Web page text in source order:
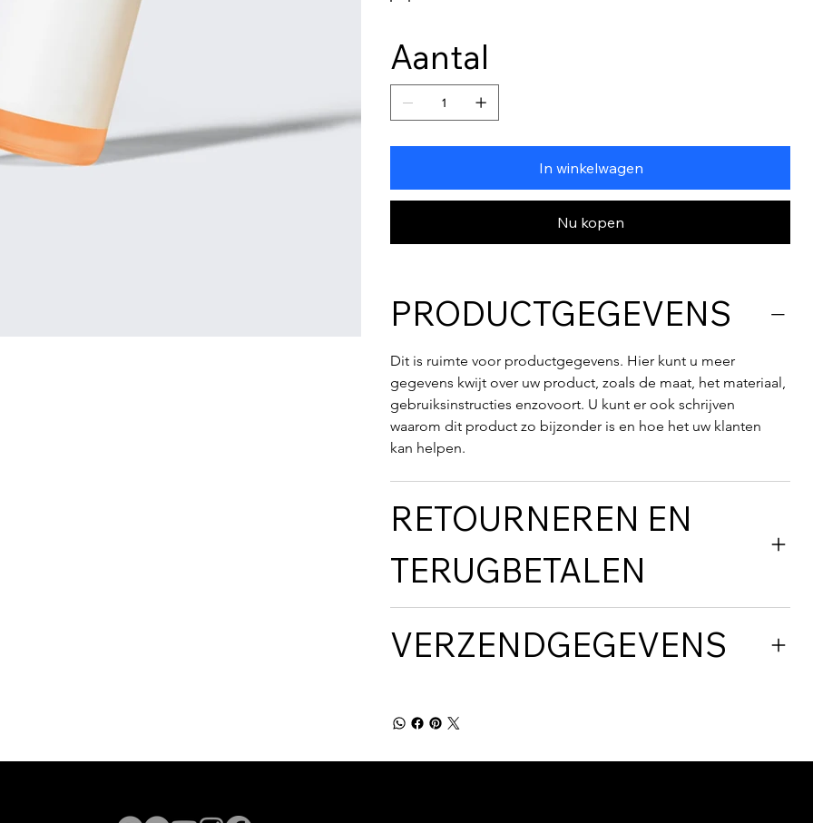
Aantal
In winkelwagen
Nu kopen
PRODUCTGEGEVENS
Dit is ruimte voor productgegevens. Hier kunt u meer
gegevens kwijt over uw product, zoals de maat, het materiaal,
gebruiksinstructies enzovoort. U kunt er ook schrijven
waarom dit product zo bijzonder is en hoe het uw klanten
kan helpen.
RETOURNEREN EN
TERUGBETALEN
VERZENDGEGEVENS